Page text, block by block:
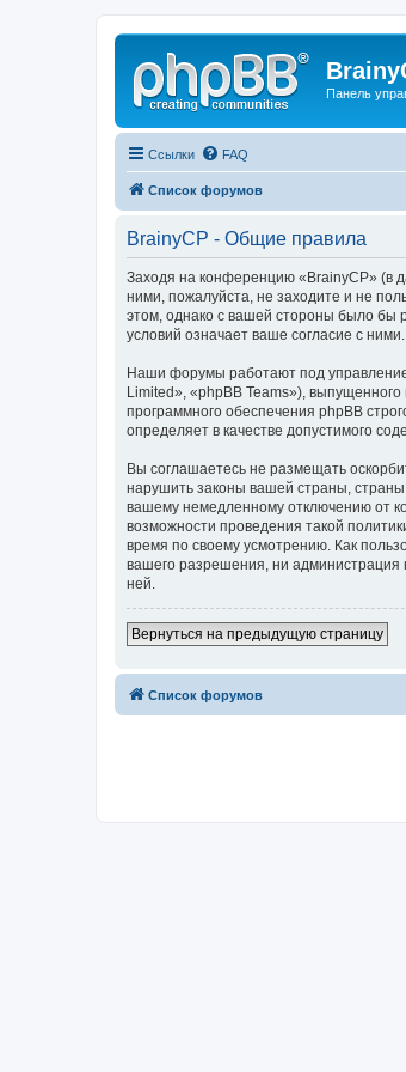
Панель
Ссылки FAQ
Список форумов
BrainyCP - Общие правила
Заходя на конференцию «BrainyCP» (в
ними, пожалуйста, не заходите и не
этом, однако с вашей стороны было бы
условий означает ваше согласие с ними.
Наши форумы работают под
Limited», «phpBB Teams»), выпущенного
программного обеспечения phpBB
определяет в качестве допустимого
Вы соглашаетесь не размещать
нарушить законы вашей страны,
вашему немедленному отключению от
возможности проведения такой
время по своему усмотрению. Как
вашего разрешения, ни администрация
ней.
Вернуться на предыдущую страницу
Список форумов